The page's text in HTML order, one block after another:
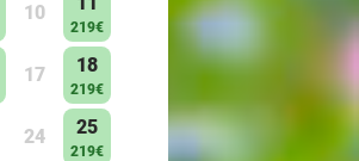
10
219€
17 18
219€
24 25
219€